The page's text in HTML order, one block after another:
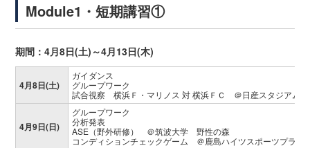
Module1・短期講習①
期間：4月8日(土)～4月13日(木)
4月8日(土)
ガイダンス
グループワーク
試合視察 横浜Ｆ・マリノス 対 横浜ＦＣ ＠日産スタジアム
4月9日(日)
グループワーク
分析発表
ASE（野外研修） ＠筑波大学 野性の森
コンディションチェックゲーム ＠鹿島ハイツスポーツプラザ